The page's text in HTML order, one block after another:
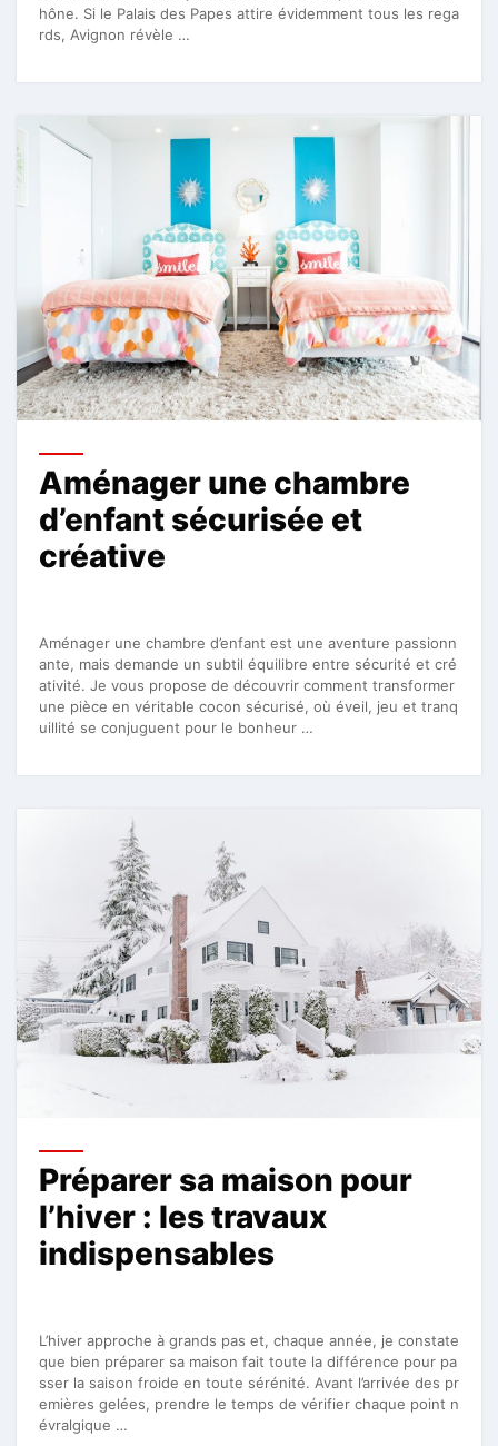
hône. Si le Palais des Papes attire évidemment tous les rega
rds, Avignon révèle …
Aménager une chambre
d’enfant sécurisée et
créative
Aménager une chambre d’enfant est une aventure passionn
ante, mais demande un subtil équilibre entre sécurité et cré
ativité. Je vous propose de découvrir comment transformer
une pièce en véritable cocon sécurisé, où éveil, jeu et tranq
uillité se conjuguent pour le bonheur …
Préparer sa maison pour
l’hiver : les travaux
indispensables
L’hiver approche à grands pas et, chaque année, je constate
que bien préparer sa maison fait toute la différence pour pa
sser la saison froide en toute sérénité. Avant l’arrivée des pr
emières gelées, prendre le temps de vérifier chaque point n
évralgique …